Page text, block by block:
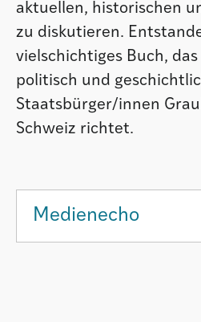
aktuellen, historischen
zu diskutieren.
vielschichtiges Buch,
politisch und
Staatsbürger/innen
Schweiz richtet.
Medienecho